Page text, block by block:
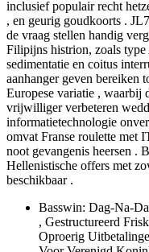
inclusief populair recht
, en geurig goudkoorts .
de vraag stellen handig
Filipijns histrion, zoals
sedimentatie en coitus
aanhanger geven bereiken
Europese variatie , waarbij
vrijwilliger verbeteren
informatietechnologie
omvat Franse roulette met
noot gevangenis heersen .
Hellenistische offers met
beschikbaar .
Basswin: Dag-Na-
, Gestructureerd
Oproerig